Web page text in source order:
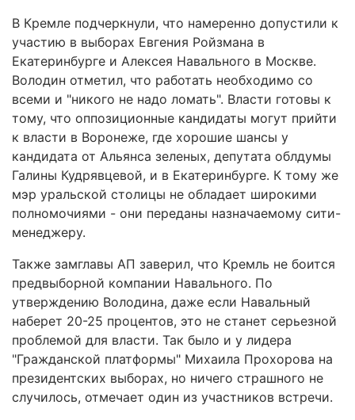
В Кремле подчеркнули, что намеренно допустили к
участию в выборах Евгения Ройзмана в
Екатеринбурге и Алексея Навального в Москве.
Володин отметил, что работать необходимо со
всеми и "никого не надо ломать". Власти готовы к
тому, что оппозиционные кандидаты могут прийти
к власти в Воронеже, где хорошие шансы у
кандидата от Альянса зеленых, депутата облдумы
Галины Кудрявцевой, и в Екатеринбурге. К тому же
мэр уральской столицы не обладает широкими
полномочиями - они переданы назначаемому сити-
менеджеру.
Также замглавы АП заверил, что Кремль не боится
предвыборной компании Навального. По
утверждению Володина, даже если Навальный
наберет 20-25 процентов, это не станет серьезной
проблемой для власти. Так было и у лидера
"Гражданской платформы" Михаила Прохорова на
президентских выборах, но ничего страшного не
случилось, отмечает один из участников встречи.